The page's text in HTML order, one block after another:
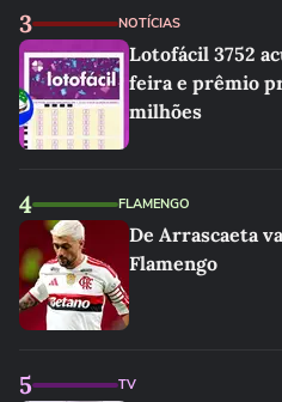
3 NOTÍCIAS
Lotofácil 3752
feira e prêmio
milhões
4 FLAMENGO
De Arrascaeta
Flamengo
5 TV